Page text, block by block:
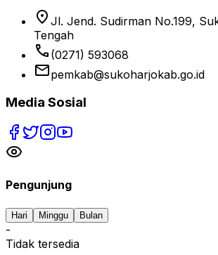
location_on Jl. Jend. Sudirman No.199,
Tengah
phone (0271) 593068
emailpemkab@sukoharjokab.go.id
Media Sosial
Pengunjung
Hari Minggu Bulan
-
Tidak tersedia